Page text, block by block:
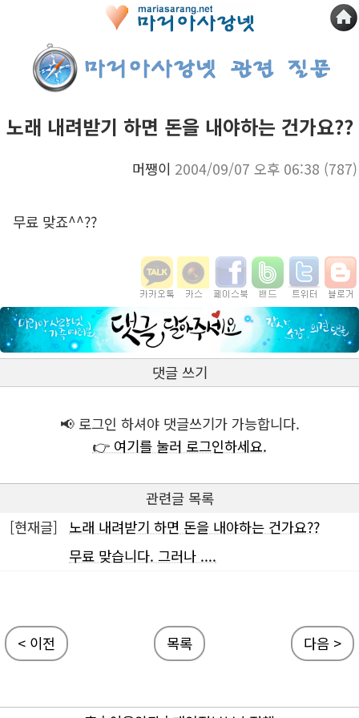
노래 내려받기 하면 돈을 내야하는 건가요??
머쨍이 2004/09/07 오후 06:38 (787)
무료 맞죠^^??
댓글 쓰기
📢 로그인 하셔야 댓글쓰기가 가능합니다.
👉 여기를 눌러 로그인하세요.
관련글 목록
[현재글]
노래 내려받기 하면 돈을 내야하는 건가요??
무료 맞습니다. 그러나 ....
< 이전 목록 다음 >